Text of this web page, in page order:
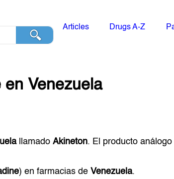
Articles Drugs A-Z
en Venezuela
llamadoAkineton. El producto
) en farmacias de Venezuela.